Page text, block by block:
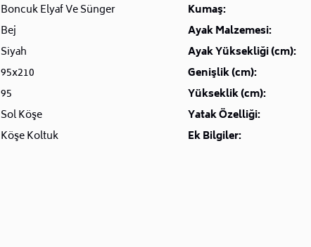
Boncuk Elyaf Ve Sünger Kumaş:
Bej Ayak Malzemesi:
Siyah Ayak Yüksekliği (cm):
95x210 Genişlik (cm):
95 Yükseklik (cm):
Sol Köşe Yatak Özelliği:
Köşe Koltuk Ek Bilgiler: